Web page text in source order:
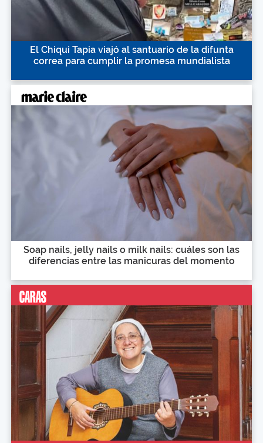
El Chiqui Tapia viajó al santuario de la difunta
correa para cumplir la promesa mundialista
Soap nails, jelly nails o milk nails: cuáles son las
diferencias entre las manicuras del momento